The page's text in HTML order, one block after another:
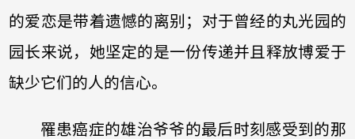
的爱恋是带着遗憾的离别；对于曾经的丸光园的
园长来说，她坚定的是一份传递并且释放博爱于
缺少它们的人的信心。
罹患癌症的雄治爷爷的最后时刻感受到的那